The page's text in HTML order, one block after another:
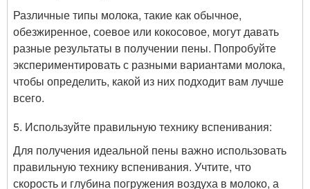
Различные типы молока, такие как обычное,
обезжиренное, соевое или кокосовое, могут давать
разные результаты в получении пены. Попробуйте
экспериментировать с разными вариантами молока,
чтобы определить, какой из них подходит вам лучше
всего.
5. Используйте правильную технику вспенивания:
Для получения идеальной пены важно использовать
правильную технику вспенивания. Учтите, что
скорость и глубина погружения воздуха в молоко, а